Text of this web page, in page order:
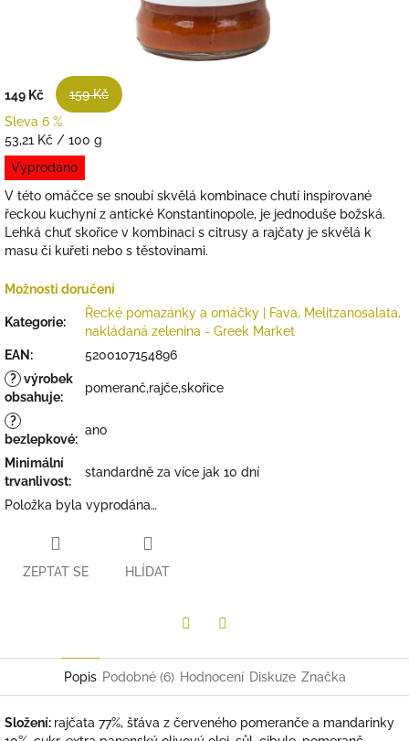
149 Kč
159 Kč
Sleva 6 %
Měrná
cena:
53,21 Kč / 100 g
Vyprodáno
V této omáčce se snoubí skvělá kombinace chutí inspirované
řeckou kuchyní z antické Konstantinopole, je jednoduše božská.
Lehká chuť skořice v kombinaci s citrusy a rajčaty je skvělá k
masu či kuřeti nebo s těstovinami.
Možnosti doručení
Kategorie:
Řecké pomazánky a omáčky | Fava, Melitzanosalata,
nakládaná zelenina - Greek Market
EAN :
5200107154896
? výrobek
obsahuje:
pomeranč,rajče,skořice
?
bezlepkové:
ano
Minimální
trvanlivost:
standardně za více jak 10 dní
Položka byla vyprodána…
ZEPTAT SE HLÍDAT
Popis Podobné (6) Hodnocení Diskuze Značka
Složení: rajčata 77%, šťáva z červeného pomeranče a mandarinky